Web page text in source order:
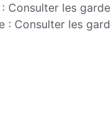
Consulter les
: Consulter les